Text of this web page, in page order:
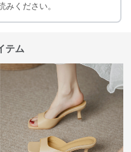
みください。
テム